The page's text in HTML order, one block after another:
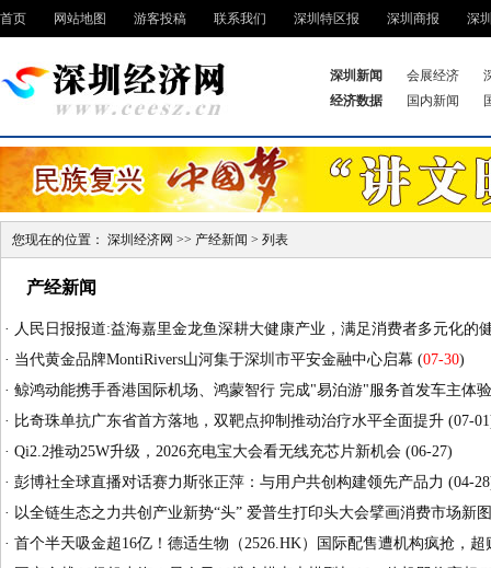
首页 网站地图 游客投稿 联系我们 深圳特区报 深圳商报 深
深圳新闻 会展经济
经济数据
国内新闻
您现在的位置： 深圳经济网 >> 产经新闻 > 列表
产经新闻
· 人民日报报道:益海嘉里金龙鱼深耕大健康产业，满足消费者多元化的
· 当代黄金品牌MontiRivers山河集于深圳市平安金融中心启幕 (07-30)
· 鲸鸿动能携手香港国际机场、鸿蒙智行 完成"易泊游"服务首发车主体验
· 比奇珠单抗广东省首方落地，双靶点抑制推动治疗水平全面提升 (07-
· Qi2.2推动25W升级，2026充电宝大会看无线充芯片新机会 (06-27)
· 彭博社全球直播对话赛力斯张正萍：与用户共创构建领先产品力 (04-
· 以全链生态之力共创产业新势“头” 爱普生打印头大会擘画消费市场新
· 首个半天吸金超16亿！德适生物（2526.HK）国际配售遭机构疯抢，超